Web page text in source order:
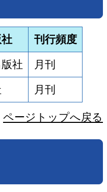
刊行頻度
社 月刊
月刊
ページトップへ戻る